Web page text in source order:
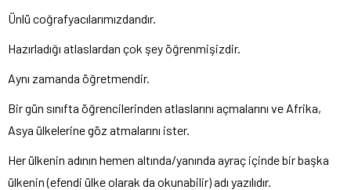
Ünlü coğrafyacılarımızdandır.
Hazırladığı atlaslardan çok şey öğrenmişizdir.
Aynı zamanda öğretmendir.
Bir gün sınıfta öğrencilerinden atlaslarını açmalarını ve Afrika,
Asya ülkelerine göz atmalarını ister.
Her ülkenin adının hemen altında/yanında ayraç içinde bir başka
ülkenin (efendi ülke olarak da okunabilir) adı yazılıdır.